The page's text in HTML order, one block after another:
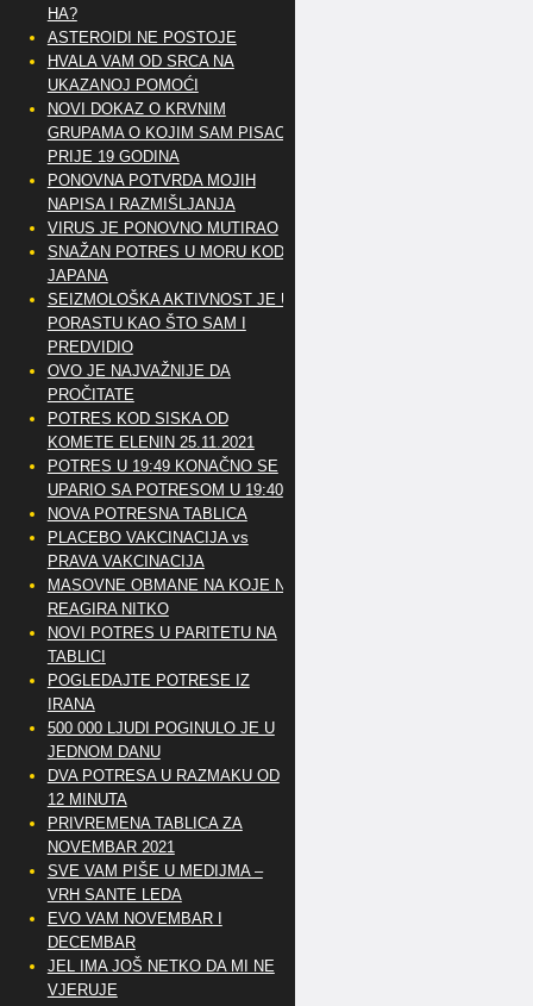
HA?
ASTEROIDI NE POSTOJE
HVALA VAM OD SRCA NA
UKAZANOJ POMOĆI
NOVI DOKAZ O KRVNIM
GRUPAMA O KOJIM SAM PISAO
PRIJE 19 GODINA
PONOVNA POTVRDA MOJIH
NAPISA I RAZMIŠLJANJA
VIRUS JE PONOVNO MUTIRAO
SNAŽAN POTRES U MORU KOD
JAPANA
SEIZMOLOŠKA AKTIVNOST JE U
PORASTU KAO ŠTO SAM I
PREDVIDIO
OVO JE NAJVAŽNIJE DA
PROČITATE
POTRES KOD SISKA OD
KOMETE ELENIN 25.11.2021
POTRES U 19:49 KONAČNO SE
UPARIO SA POTRESOM U 19:40
NOVA POTRESNA TABLICA
PLACEBO VAKCINACIJA vs
PRAVA VAKCINACIJA
MASOVNE OBMANE NA KOJE NE
REAGIRA NITKO
NOVI POTRES U PARITETU NA
TABLICI
POGLEDAJTE POTRESE IZ
IRANA
500 000 LJUDI POGINULO JE U
JEDNOM DANU
DVA POTRESA U RAZMAKU OD
12 MINUTA
PRIVREMENA TABLICA ZA
NOVEMBAR 2021
SVE VAM PIŠE U MEDIJMA –
VRH SANTE LEDA
EVO VAM NOVEMBAR I
DECEMBAR
JEL IMA JOŠ NETKO DA MI NE
VJERUJE